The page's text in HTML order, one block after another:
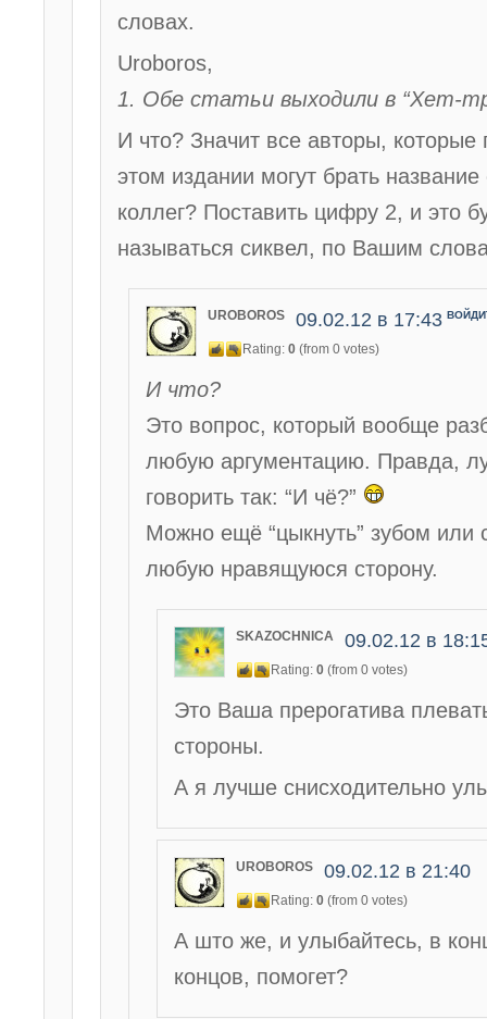
словах.
Uroboros,
1. Обе статьи выходили в “Хет-
И что? Значит все авторы, которые
этом издании могут брать название
коллег? Поставить цифру 2, и это
называться сиквел, по Вашим
UROBOROS 09.02.12 в 17:43
Rating: 0 (from 0 votes)
И что?
Это вопрос, который вообще
любую аргументацию. Правда,
говорить так: “И чё?”
Можно ещё “цыкнуть” зубом или
любую нравящуюся сторону.
SKAZOCHNICA 09.02.12 в
Rating: 0 (from 0 votes)
Это Ваша прерогатива
стороны.
А я лучше снисходительно
UROBOROS 09.02.12 в 21:40
Rating: 0 (from 0 votes)
А што же, и улыбайтесь, в
концов, помогет?